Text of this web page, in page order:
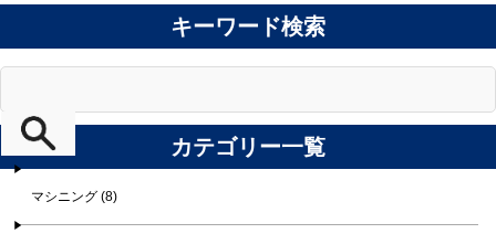
キーワード検索
カテゴリー一覧
マシニング (8)